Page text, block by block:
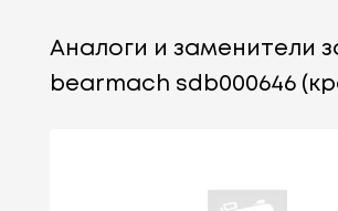
Аналоги и заменители
bearmach sdb000646